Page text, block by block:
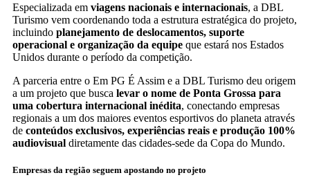
Especializada em viagens nacionais e internacionais, a DBL
Turismo vem coordenando toda a estrutura estratégica do projeto,
incluindo planejamento de deslocamentos, suporte
operacional e organização da equipe que estará nos Estados
Unidos durante o período da competição.
A parceria entre o Em PG É Assim e a DBL Turismo deu origem
a um projeto que busca levar o nome de Ponta Grossa para
uma cobertura internacional inédita, conectando empresas
regionais a um dos maiores eventos esportivos do planeta através
de conteúdos exclusivos, experiências reais e produção 100%
audiovisual diretamente das cidades-sede da Copa do Mundo.
Empresas da região seguem apostando no projeto